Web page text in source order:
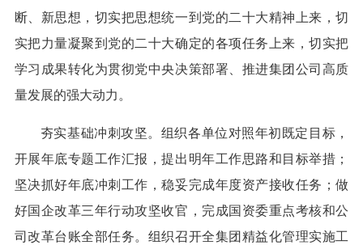
断、新思想，切实把思想统一到党的二十大精神上来，切
实把力量凝聚到党的二十大确定的各项任务上来，切实把
学习成果转化为贯彻党中央决策部署、推进集团公司高质
量发展的强大动力。
夯实基础冲刺攻坚。组织各单位对照年初既定目标，
开展年底专题工作汇报，提出明年工作思路和目标举措；
坚决抓好年底冲刺工作，稳妥完成年度资产接收任务；做
好国企改革三年行动攻坚收官，完成国资委重点考核和公
司改革台账全部任务。组织召开全集团精益化管理实施工